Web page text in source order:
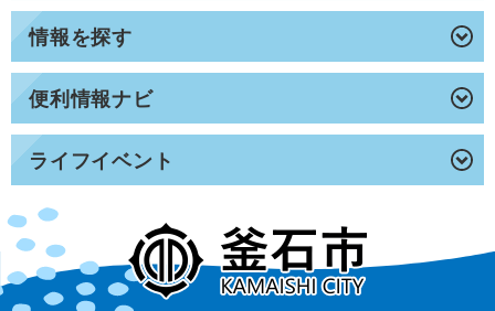
情報を探す
便利情報ナビ
ライフイベント